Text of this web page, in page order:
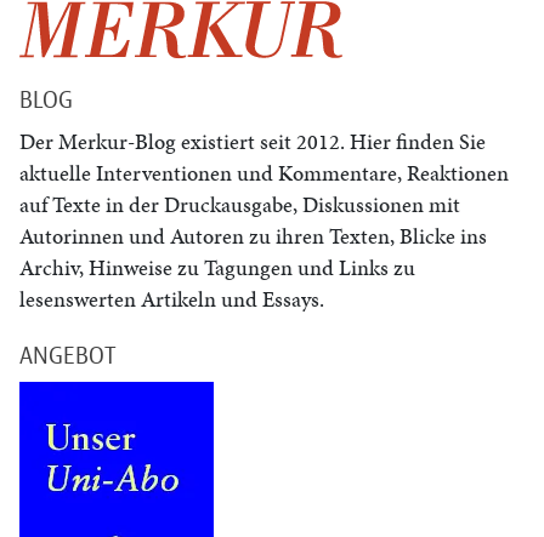
BLOG
Der Merkur-Blog existiert seit 2012. Hier finden Sie
aktuelle Interventionen und Kommentare, Reaktionen
auf Texte in der Druckausgabe, Diskussionen mit
Autorinnen und Autoren zu ihren Texten, Blicke ins
Archiv, Hinweise zu Tagungen und Links zu
lesenswerten Artikeln und Essays.
ANGEBOT